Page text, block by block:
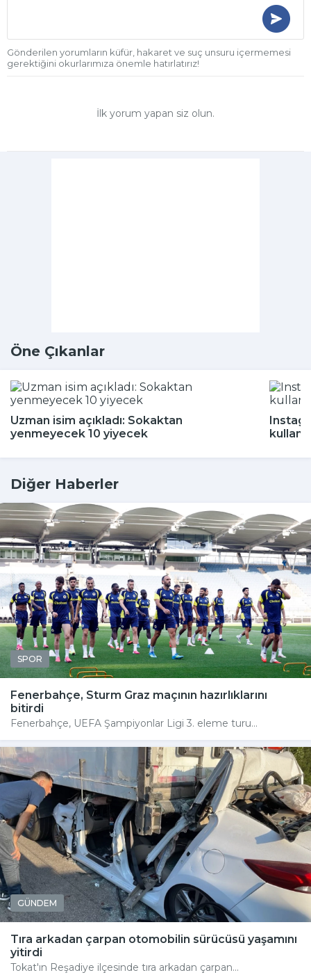
Gönderilen yorumların küfür, hakaret ve suç unsuru içermemesi
gerektiğini okurlarımıza önemle hatırlatırız!
İlk yorum yapan siz olun.
Öne Çıkanlar
Uzman isim açıkladı: Sokaktan
yenmeyecek 10 yiyecek
Diğer Haberler
SPOR
Fenerbahçe, Sturm Graz maçının hazırlıklarını
bitirdi
Fenerbahçe, UEFA Şampiyonlar Ligi 3. eleme turu...
GÜNDEM
Tıra arkadan çarpan otomobilin sürücüsü yaşamını
yitirdi
Tokat'ın Reşadiye ilçesinde tıra arkadan çarpan...